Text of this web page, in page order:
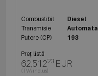
Combustibil
Diesel
Transmisie
Automata
Putere (CP)
193
Preț listă
62,51223 EUR
(TVA inclus)